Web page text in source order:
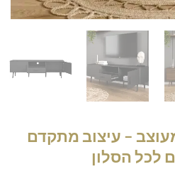
טלוויזיה 160 מעוצב – עיצוב מתקדם
לכל הסלון